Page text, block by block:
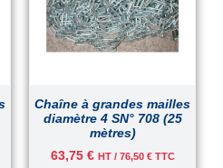
Chaîne à grandes mailles
diamètre 4 SN° 708 (25
mètres)
63,75 € HT / 76,50 €TTC